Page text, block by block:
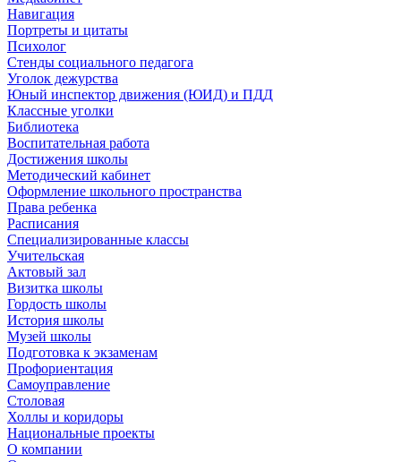
Навигация
Портреты и цитаты
Психолог
Стенды социального педагога
Уголок дежурства
Юный инспектор движения (ЮИД) и ПДД
Классные уголки
Библиотека
Воспитательная работа
Достижения школы
Методический кабинет
Оформление школьного пространства
Права ребенка
Расписания
Специализированные классы
Учительская
Актовый зал
Визитка школы
Гордость школы
История школы
Музей школы
Подготовка к экзаменам
Профориентация
Самоуправление
Столовая
Холлы и коридоры
Национальные проекты
О компании